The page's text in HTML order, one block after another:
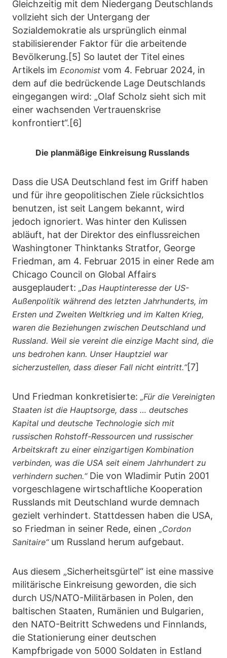
Gleichzeitig mit dem Niedergang Deutschlands
vollzieht sich der Untergang der
Sozialdemokratie als ursprünglich einmal
stabilisierender Faktor für die arbeitende
Bevölkerung.[5] So lautet der Titel eines
Artikels im Economist vom 4. Februar 2024, in
dem auf die bedrückende Lage Deutschlands
eingegangen wird: „Olaf Scholz sieht sich mit
einer wachsenden Vertrauenskrise
konfrontiert“.[6]
Die planmäßige Einkreisung Russlands
Dass die USA Deutschland fest im Griff haben
und für ihre geopolitischen Ziele rücksichtlos
benutzen, ist seit Langem bekannt, wird
jedoch ignoriert. Was hinter den Kulissen
abläuft, hat der Direktor des einflussreichen
Washingtoner Thinktanks Stratfor, George
Friedman, am 4. Februar 2015 in einer Rede am
Chicago Council on Global Affairs
ausgeplaudert: „Das Hauptinteresse der US-
Außenpolitik während des letzten Jahrhunderts, im
Ersten und Zweiten Weltkrieg und im Kalten Krieg,
waren die Beziehungen zwischen Deutschland und
Russland. Weil sie vereint die einzige Macht sind, die
uns bedrohen kann. Unser Hauptziel war
sicherzustellen, dass dieser Fall nicht eintritt.“[7]
Und Friedman konkretisierte: „Für die Vereinigten
Staaten ist die Hauptsorge, dass … deutsches
Kapital und deutsche Technologie sich mit
russischen Rohstoff-Ressourcen und russischer
Arbeitskraft zu einer einzigartigen Kombination
verbinden, was die USA seit einem Jahrhundert zu
verhindern suchen.“Die von Wladimir Putin 2001
vorgeschlagene wirtschaftliche Kooperation
Russlands mit Deutschland wurde demnach
gezielt verhindert. Stattdessen haben die USA,
so Friedman in seiner Rede, einen „Cordon
Sanitaire“um Russland herum aufgebaut.
Aus diesem „Sicherheitsgürtel“ ist eine massive
militärische Einkreisung geworden, die sich
durch US/NATO-Militärbasen in Polen, den
baltischen Staaten, Rumänien und Bulgarien,
den NATO-Beitritt Schwedens und Finnlands,
die Stationierung einer deutschen
Kampfbrigade von 5000 Soldaten in Estland